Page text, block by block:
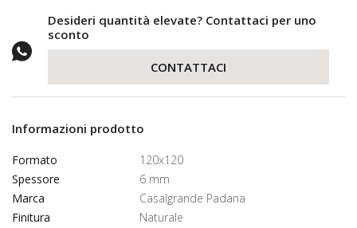
Desideri quantità elevate? Contattaci per uno
sconto
CONTATTACI
Informazioni prodotto
Formato
120x120
Spessore
6 mm
Marca
Casalgrande Padana
Finitura
Naturale